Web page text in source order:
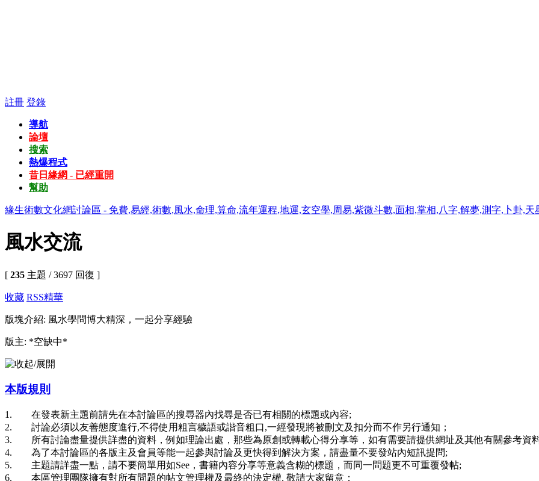
註冊 登錄
導航
論壇
搜索
熱爆程式
昔日緣網 - 已經重開
幫助
緣生術數文化網討論區 - 免費,易經,術數,風水,命理,算命,流年運程,地運,玄空學,周易,紫微斗數,面相,掌相,八字,解夢,測字,卜卦,
風水交流
[ 235 主題 / 3697 回復 ]
收藏 RSS精華
版塊介紹: 風水學問博大精深，一起分享經驗
版主: *空缺中*
本版規則
1. 在發表新主題前請先在本討論區的搜尋器內找尋是否已有相關的標題或內容;
2. 討論必須以友善態度進行,不得使用粗言穢語或諧音粗口,一經發現將被刪文及扣分而不作另行通知；
3. 所有討論盡量提供詳盡的資料，例如理論出處，那些為原創或轉載心得分享等，如有需要請提供網址及其他有關參考資
4. 為了本討論區的各版主及會員等能一起參與討論及更快得到解決方案，請盡量不要發站內短訊提問;
5. 主題請詳盡一點，請不要簡單用如See，書籍內容分享等意義含糊的標題，而同一問題更不可重覆發帖;
6. 本區管理團隊擁有對所有問題的帖文管理權及最終的決定權, 敬請大家留意；